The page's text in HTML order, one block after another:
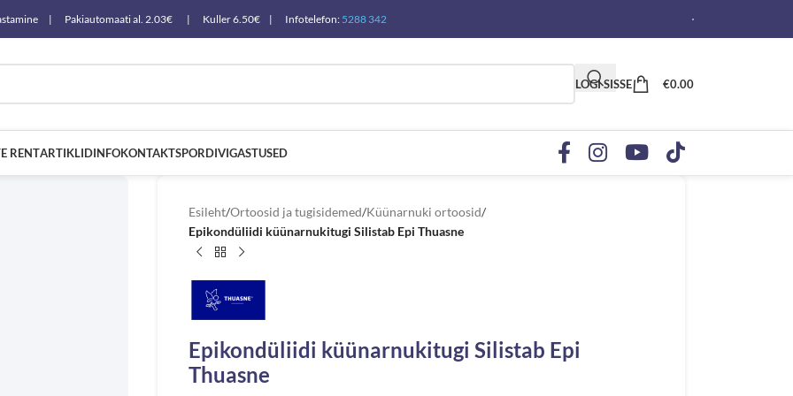
tagastamine | Pakiautomaati al. 2.03€ | Kuller 6.50€ | Infotelefon: 5288 342
LOGI SISSE €0.00
RENTARTIKLIDINFOKONTAKTSPORDIVIGASTUSED
Esileht/Ortoosid ja tugisidemed/Küünarnuki ortoosid/
Epikondüliidi küünarnukitugi Silistab Epi Thuasne
Epikondüliidi küünarnukitugi Silistab Epi
Thuasne